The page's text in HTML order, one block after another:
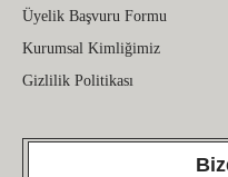
Üyelik Başvuru Formu
Kurumsal Kimliğimiz
Gizlilik Politikası